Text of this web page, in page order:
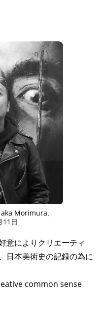
Morimura、
11日
意によりクリエーティ
日本美術史の記録の為に
common sense